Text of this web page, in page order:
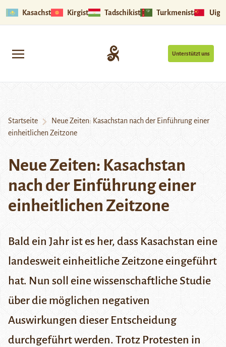
Kasachstan Kirgistan Tadschikistan Turkmenistan
Unterstützt uns
Startseite
Neue Zeiten: Kasachstan nach der Einführung einer
einheitlichen Zeitzone
Neue Zeiten: Kasachstan
nach der Einführung einer
einheitlichen Zeitzone
Bald ein Jahr ist es her, dass Kasachstan eine
landesweit einheitliche Zeitzone eingeführt
hat. Nun soll eine wissenschaftliche Studie
über die möglichen negativen
Auswirkungen dieser Entscheidung
durchgeführt werden. Trotz Protesten in